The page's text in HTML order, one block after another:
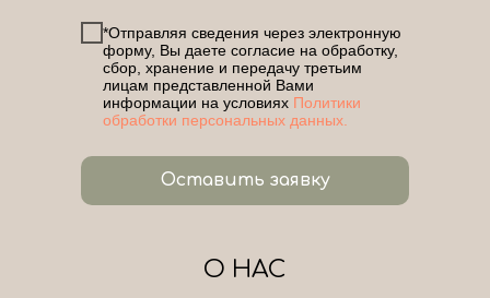
*Отправляя сведения через электронную
форму, Вы даете согласие на обработку,
сбор, хранение и передачу третьим
лицам представленной Вами
информации на условиях Политики
обработки персональных данных.
Оставить заявку
О НАС